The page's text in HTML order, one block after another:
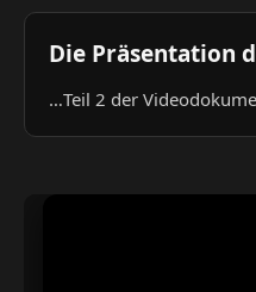
Die Präsentation
…Teil 2 der